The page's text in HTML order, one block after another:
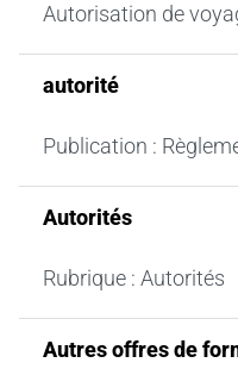
Autorisation de
autorité
Publication :
Autorités
Rubrique : Autorités
Autres offres de